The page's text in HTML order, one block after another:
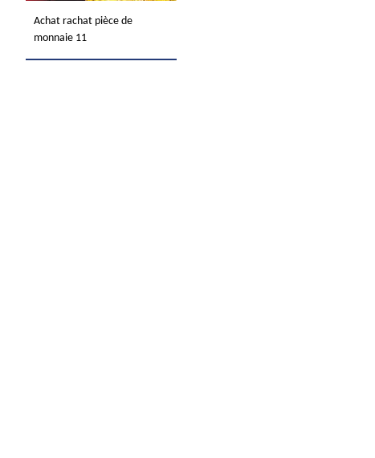
Achat rachat pièce de
monnaie 11